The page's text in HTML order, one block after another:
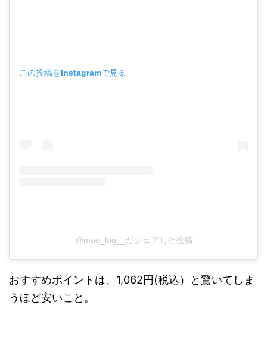
この投稿をInstagramで見る
@moe_log__がシェアした投稿
おすすめポイントは、1,062円(税込）と驚いてしま
うほど安いこと。